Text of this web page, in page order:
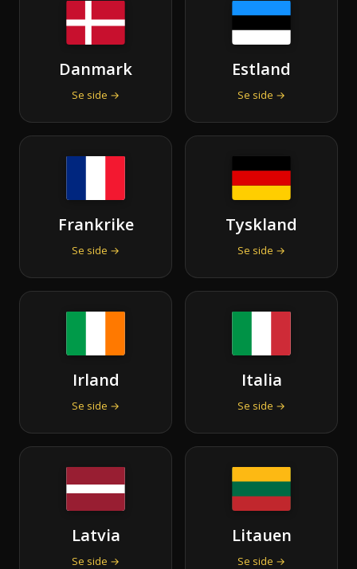
Danmark
Se side →
Estland
Se side →
Frankrike
Se side →
Tyskland
Se side →
Irland
Se side →
Italia
Se side →
Latvia
Se side →
Litauen
Se side →